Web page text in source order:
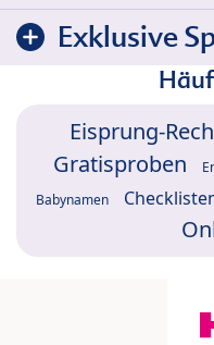
Exklusive
Eisprung-
Gratisproben
Babynamen